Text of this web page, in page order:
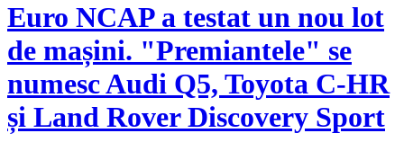
Euro NCAP a testat un nou lot
de mașini. "Premiantele" se
numesc Audi Q5, Toyota C-HR
și Land Rover Discovery Sport